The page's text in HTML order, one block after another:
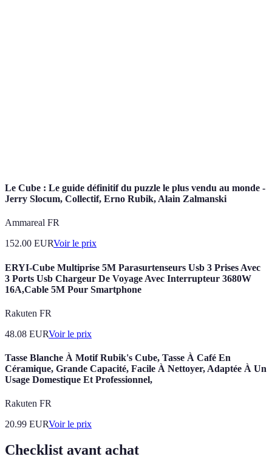
Le Cube : Le guide définitif du puzzle le plus vendu au monde -
Jerry Slocum, Collectif, Erno Rubik, Alain Zalmanski
Ammareal FR
152.00 EURVoir le prix
ERYI-Cube Multiprise 5M Parasurtenseurs Usb 3 Prises Avec
3 Ports Usb Chargeur De Voyage Avec Interrupteur 3680W
16A,Cable 5M Pour Smartphone
Rakuten FR
48.08 EURVoir le prix
Tasse Blanche À Motif Rubik's Cube, Tasse À Café En
Céramique, Grande Capacité, Facile À Nettoyer, Adaptée À Un
Usage Domestique Et Professionnel,
Rakuten FR
20.99 EURVoir le prix
Checklist avant achat